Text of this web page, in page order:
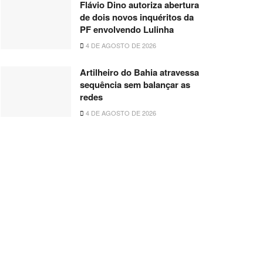
Flávio Dino autoriza abertura
de dois novos inquéritos da
PF envolvendo Lulinha
4 DE AGOSTO DE 2026
Artilheiro do Bahia atravessa
sequência sem balançar as
redes
4 DE AGOSTO DE 2026